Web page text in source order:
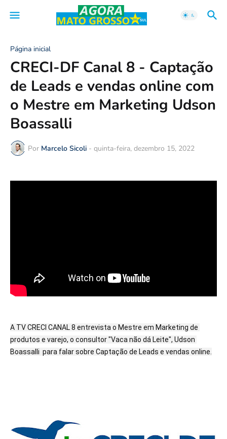
Página inicial
CRECI-DF Canal 8 - Captação
de Leads e vendas online com
o Mestre em Marketing Udson
Boassalli
Por Marcelo Sicoli - quinta-feira, dezembro 15, 2022
A TV CRECI CANAL 8 entrevista o Mestre em Marketing de
produtos e varejo, o consultor "Vaca não dá Leite", Udson
Boassalli  para falar sobre Captação de Leads e vendas online.